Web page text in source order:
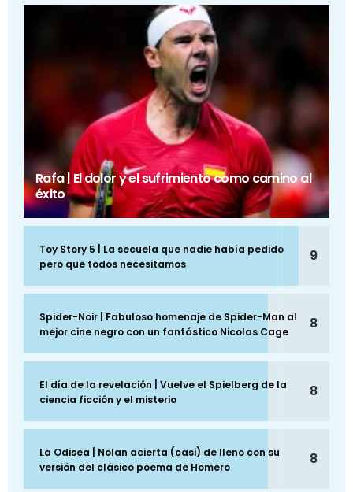
Rafa | El dolor y el sufrimiento como camino al
éxito
Toy Story 5 | La secuela que nadie había pedido
pero que todos necesitamos
9
Spider-Noir | Fabuloso homenaje de Spider-Man al
mejor cine negro con un fantástico Nicolas Cage
8
El día de la revelación | Vuelve el Spielberg de la
ciencia ficción y el misterio
8
La Odisea | Nolan acierta (casi) de lleno con su
versión del clásico poema de Homero
8